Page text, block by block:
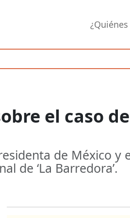
el caso de
de México y
de ‘La Barredora’.